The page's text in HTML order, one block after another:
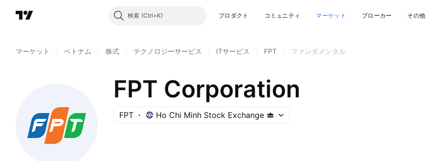
検索 プロダクト コミュニティ マーケット ブローカー その他
マーケット ベトナム 株式 テクノロジーサービス ITサービス FPT ファンダメンタル
FPT Corporation
FPT Ho Chi Minh Stock Exchange